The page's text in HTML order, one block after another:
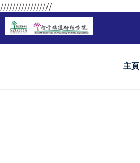
/////////////////
主頁